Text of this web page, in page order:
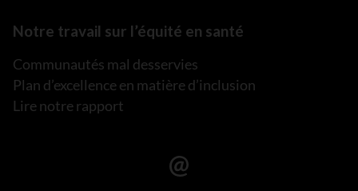
Notre travail sur l’équité en santé
Communautés mal desservies
Plan d’excellence en matière d’inclusion
Lire notre rapport